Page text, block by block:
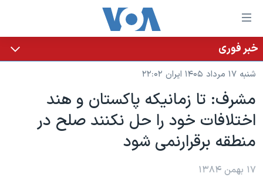
لینکهای
قابل
دسترسی
جهش
محتوای
اصلی
جهش
به
صفحه
خانه
نسخه سبک وب‌سایت
موضوع ها
ایران
آمریکا
جهان
برنامه های تلویزیونی
جدول برنامه ها
صفحه‌های ویژه
خبر فوری
شنبه ۱۷ مرداد ۱۴۰۵ ایران ۲۲:۰۲
مشرف: تا زمانيکه پاکستان و هند
اختلافات خود را حل نکنند صلح در
منطقه برقرارنمی شود
۱۷ بهمن ۱۳۸۴